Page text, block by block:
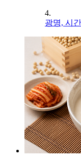
4.
광명, 시